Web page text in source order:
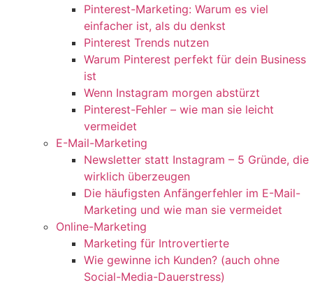
Pinterest-Marketing: Warum es viel
einfacher ist, als du denkst
Pinterest Trends nutzen
Warum Pinterest perfekt für dein Business
ist
Wenn Instagram morgen abstürzt
Pinterest-Fehler – wie man sie leicht
vermeidet
E-Mail-Marketing
Newsletter statt Instagram – 5 Gründe, die
wirklich überzeugen
Die häufigsten Anfängerfehler im E-Mail-
Marketing und wie man sie vermeidet
Online-Marketing
Marketing für Introvertierte
Wie gewinne ich Kunden? (auch ohne
Social-Media-Dauerstress)